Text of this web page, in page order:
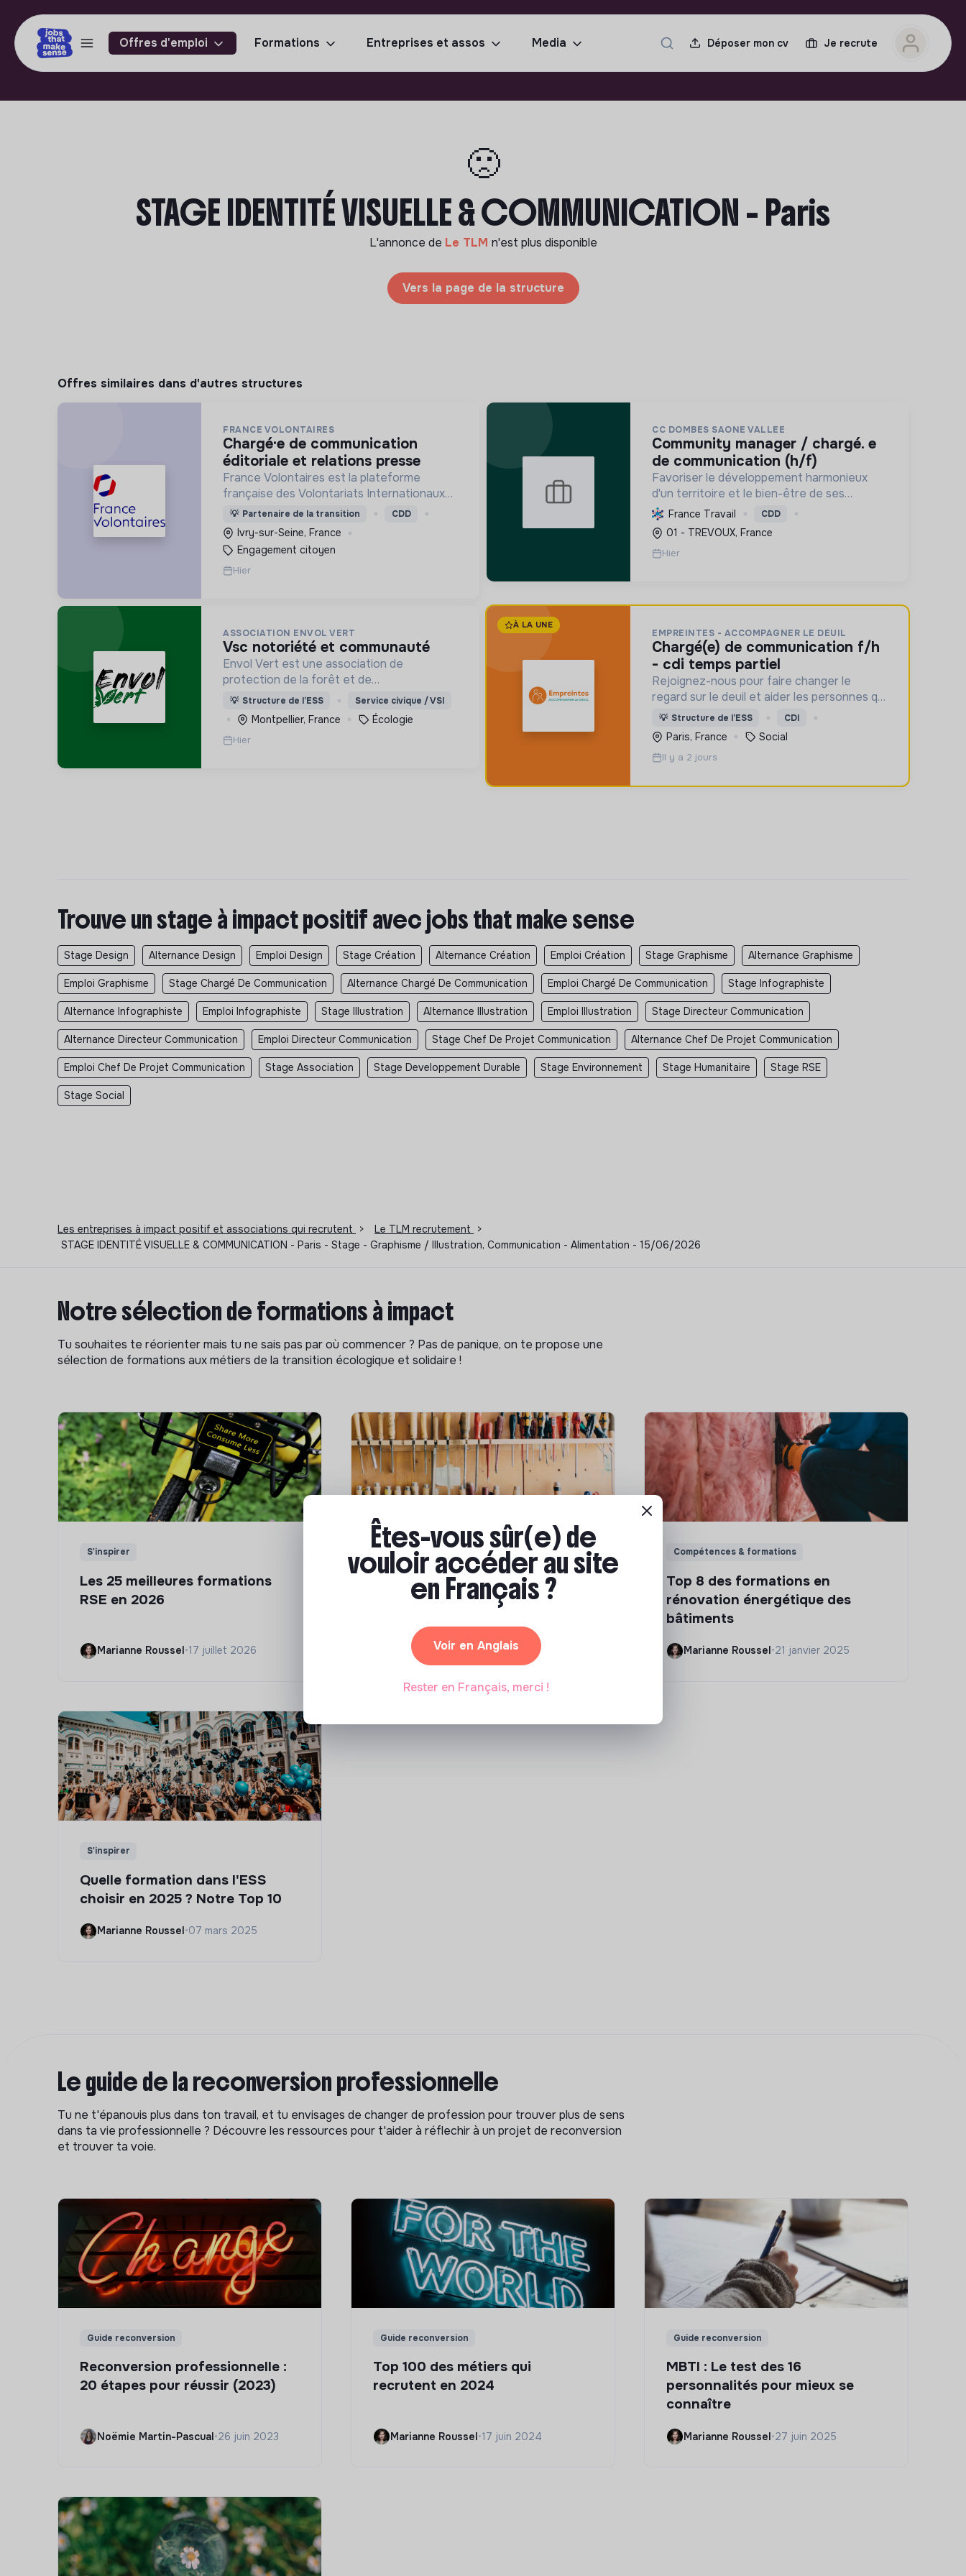
Offres d'emploi Formations Entreprises et assos Media Déposer mon cv Je recrute
🙁
STAGE IDENTITÉ VISUELLE & COMMUNICATION - Paris
L'annonce de Le TLM n'est plus disponible
Vers la page de la structure
Offres similaires dans d'autres structures
FRANCE VOLONTAIRES
chargé·e de communication
éditoriale et relations presse
France Volontaires est la plateforme
française des Volontariats Internationaux
d’Echange et de Solidarité.
💡 Partenaire de la transition CDD
Ivry-sur-Seine, France
Engagement citoyen
Hier
CC DOMBES SAONE VALLEE
community manager / chargé. e
de communication (h/f)
Favoriser le développement harmonieux
d'un territoire et le bien-être de ses
habitants, en mutualisant les moyens et en
conduisant des projets pour l'avenir,
incluant la transition écologique et socia...
France Travail CDD
01 - TREVOUX, France
Hier
ASSOCIATION ENVOL VERT
vsc notoriété et communauté
Envol Vert est une association de
protection de la forêt et de
développement rural. Depuis 2011, elle lutte
pour la préservation de la forêt et de la
biodiversité en Colombie au Pérou et en
France
💡 Structure de l’ESS Service civique / VSI
Montpellier, France Écologie
Hier
À LA UNE
EMPREINTES - ACCOMPAGNER LE DEUIL
chargé(e) de communication f/h
- cdi temps partiel
Rejoignez-nous pour faire changer le
regard sur le deuil et aider les personnes qui
aident un proche !
💡 Structure de l’ESS CDI
Paris, France Social
Il y a 2 jours
Trouve un stage à impact positif avec jobs that make sense
Stage Design Alternance Design Emploi Design Stage Création Alternance Création Emploi Création Stage Graphisme Alternance Graphisme
Emploi Graphisme Stage Chargé De Communication Alternance Chargé De Communication Emploi Chargé De Communication Stage Infographiste
Alternance Infographiste Emploi Infographiste Stage Illustration Alternance Illustration Emploi Illustration Stage Directeur Communication
Alternance Directeur Communication Emploi Directeur Communication Stage Chef De Projet Communication Alternance Chef De Projet Communication
Emploi Chef De Projet Communication Stage Association Stage Developpement Durable Stage Environnement Stage Humanitaire Stage RSE
Stage Social
Les entreprises à impact positif et associations qui recrutent > Le TLM recrutement
>
STAGE IDENTITÉ VISUELLE & COMMUNICATION - Paris - Stage - Graphisme / Illustration, Communication - Alimentation - 15/06/2026
Notre sélection de formations à impact
Tu souhaites te réorienter mais tu ne sais pas par où commencer ? Pas de panique, on te propose une
sélection de formations aux métiers de la transition écologique et solidaire !
S'inspirer
Les 25 meilleures formations
RSE en 2026
Marianne Roussel•17 juillet 2026
Compétences & formations
Comment se former à la
transition écologique ?
Marianne Roussel•09 janvier 2024
Compétences & formations
Top 8 des formations en
rénovation énergétique des
bâtiments
Marianne Roussel•21 janvier 2025
S'inspirer
Quelle formation dans l'ESS
choisir en 2025 ? Notre Top 10
Marianne Roussel•07 mars 2025
Le guide de la reconversion professionnelle
Tu ne t'épanouis plus dans ton travail, et tu envisages de changer de profession pour trouver plus de sens
dans ta vie professionnelle ? Découvre les ressources pour t'aider à réflechir à un projet de reconversion
et trouver ta voie.
Guide reconversion
Reconversion professionnelle :
20 étapes pour réussir (2023)
Noëmie Martin-Pascual•26 juin 2023
Guide reconversion
Top 100 des métiers qui
recrutent en 2024
Marianne Roussel•17 juin 2024
Guide reconversion
MBTI : Le test des 16
personnalités pour mieux se
connaître
Marianne Roussel•27 juin 2025
Êtes-vous sûr(e) de
vouloir accéder au site
en Français ?
Voir en Anglais
Rester en Français, merci !